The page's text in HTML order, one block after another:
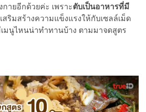
ายอีกด้วยค่ะ เพราะตับเป็นอาหารที่มี
สริมสร้างความแข็งแรงให้กับเซลล์เม็ด
เมนูไหนน่าทำทานบ้าง ตามมาจดสูตร